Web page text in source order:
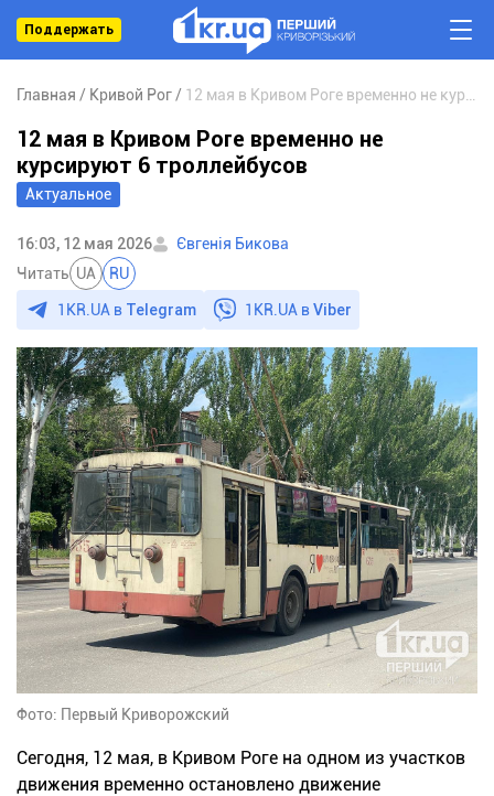
Поддержать
Главная Кривой Рог
Актуальное
12 мая в Кривом Роге временно не
курсируют 6 троллейбусов
16:03, 12 мая 2026
Євгенія Бикова
Читать UA RU
1KR.UA в Telegram 1KR.UA вViber
Фото: Первый Криворожский
Сегодня, 12 мая, в Кривом Роге на одном из участков
движения временно остановлено движение